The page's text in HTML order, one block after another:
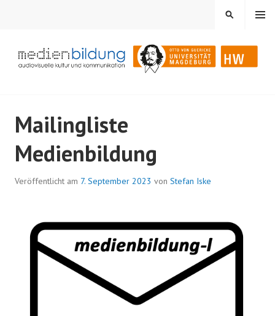
Audiovisuelle Kultur und Kommunikation
MENÜ
SUCHEN
Mailingliste
Medienbildung
Veröffentlicht am 7. September 2023 von Stefan Iske